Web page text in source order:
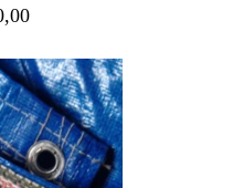
Fiyat
-
₺12.500,00